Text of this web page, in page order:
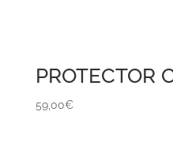
PROTECTOR
59,00€